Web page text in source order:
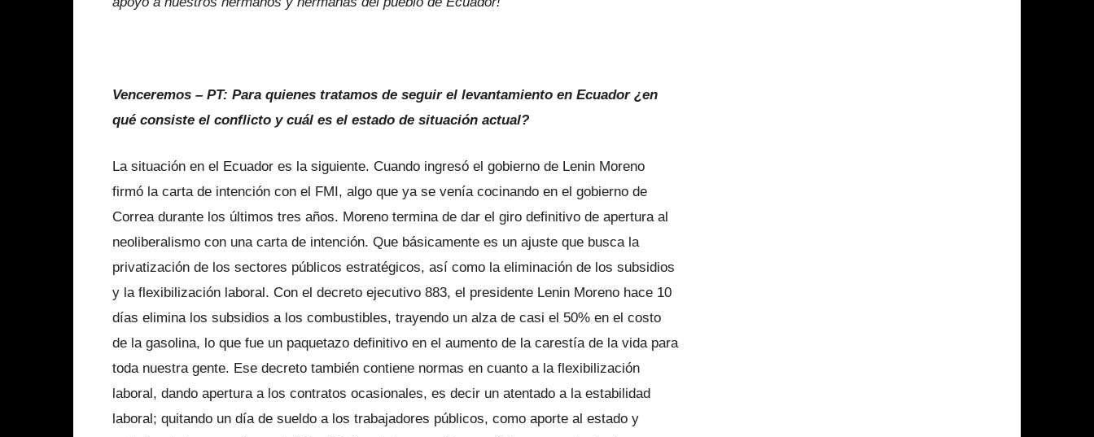
Venceremos – PT: Para quienes tratamos de seguir el levantamiento en Ecuador ¿en
qué consiste el conflicto y cuál es el estado de situación actual?
La situación en el Ecuador es la siguiente. Cuando ingresó el gobierno de Lenin Moreno
firmó la carta de intención con el FMI, algo que ya se venía cocinando en el gobierno de
Correa durante los últimos tres años. Moreno termina de dar el giro definitivo de apertura al
neoliberalismo con una carta de intención. Que básicamente es un ajuste que busca la
privatización de los sectores públicos estratégicos, así como la eliminación de los subsidios
y la flexibilización laboral. Con el decreto ejecutivo 883, el presidente Lenin Moreno hace 10
días elimina los subsidios a los combustibles, trayendo un alza de casi el 50% en el costo
de la gasolina, lo que fue un paquetazo definitivo en el aumento de la carestía de la vida para
toda nuestra gente. Ese decreto también contiene normas en cuanto a la flexibilización
laboral, dando apertura a los contratos ocasionales, es decir un atentado a la estabilidad
laboral; quitando un día de sueldo a los trabajadores públicos, como aporte al estado y